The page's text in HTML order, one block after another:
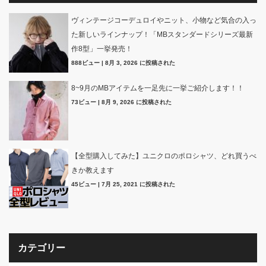
ヴィンテージコーデュロイやニット、小物など気合の入っ
た新しいラインナップ！「MBスタンダードシリーズ最新
作8型」一挙発売！
888ビュー | 8月 3, 2026 に投稿された
8~9月のMBアイテムを一足先に一挙ご紹介します！！
73ビュー | 8月 9, 2026 に投稿された
【全型購入してみた】ユニクロのポロシャツ、どれ買うべ
きか教えます
45ビュー | 7月 25, 2021 に投稿された
カテゴリー